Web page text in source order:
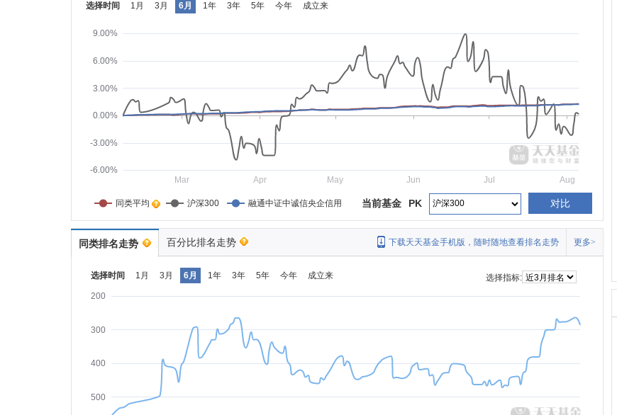
选择时间 1月 3月 6月 1年 3年 5年 今年 成立来
-6.00%
-3.00%
0.00%
3.00%
6.00%
9.00%
Mar Apr May Jun Jul Aug
同类平均 沪深300 融通中证中诚信央企信用 对比
PK
当前基金
同类排名走势 百分比排名走势 更多>
下载天天基金手机版，随时随地查看排名走势
选择时间 1月 3月 6月 1年 3年 5年 今年 成立来
选择指标:
200
300
400
500